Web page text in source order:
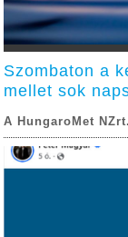
Szombaton a
mellet sok
A HungaroMet